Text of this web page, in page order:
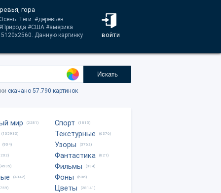
войти
гора
Теги: #деревьев
#США #америка
Данную картинку
Искать
скачано 57.790 картинок
мир (2281)
(105933)
(904)
(4535)
(4042)
Спорт (1815)
Текстурные (6376)
Узоры (3762)
Фантастика (821)
Фильмы (334)
Фоны (606)
Цветы (28141)